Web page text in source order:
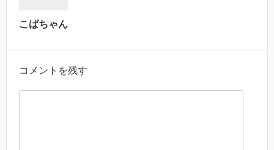
こばちゃん
コメントを残す